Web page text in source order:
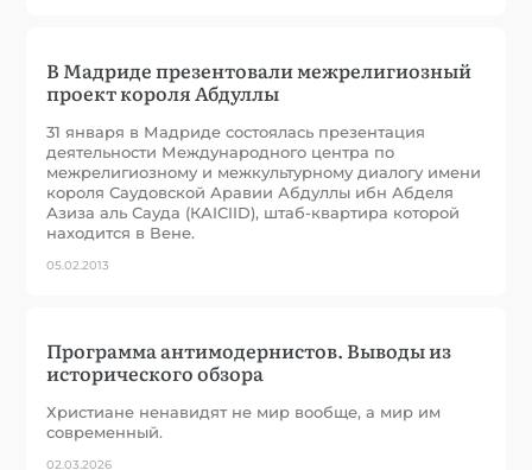
В Мадриде презентовали межрелигиозный
проект короля Абдуллы
31 января в Мадриде состоялась презентация
деятельности Международного центра по
межрелигиозному и межкультурному диалогу имени
короля Саудовской Аравии Абдуллы ибн Абделя
Азиза аль Сауда (КАIСIID), штаб-квартира которой
находится в Вене.
05.02.2013
Программа антимодернистов. Выводы из
исторического обзора
Христиане ненавидят не мир вообще, а мир им
современный.
02.03.2026